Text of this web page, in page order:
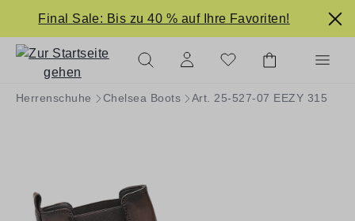
springen
Final Sale: Bis zu 40 % auf Ihre Favoriten!
Herrenschuhe Chelsea Boots Art. 25-527-07 EEZY 315